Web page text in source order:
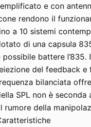
e con
rendono il
a 10 sistemi
di una capsula
possibile battere
del feedback e
bilanciata
SPL non è seconda
rumore della